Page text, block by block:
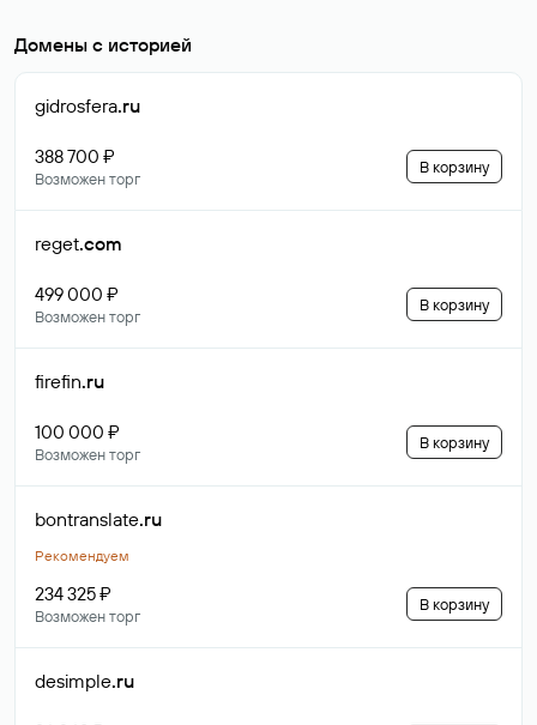
Домены с историей
gidrosfera.ru
388 700 ₽
Возможен торг
В корзину
reget.com
499 000 ₽
Возможен торг
В корзину
firefin.ru
100 000 ₽
Возможен торг
В корзину
bontranslate.ru
Рекомендуем
234 325 ₽
Возможен торг
В корзину
desimple.ru